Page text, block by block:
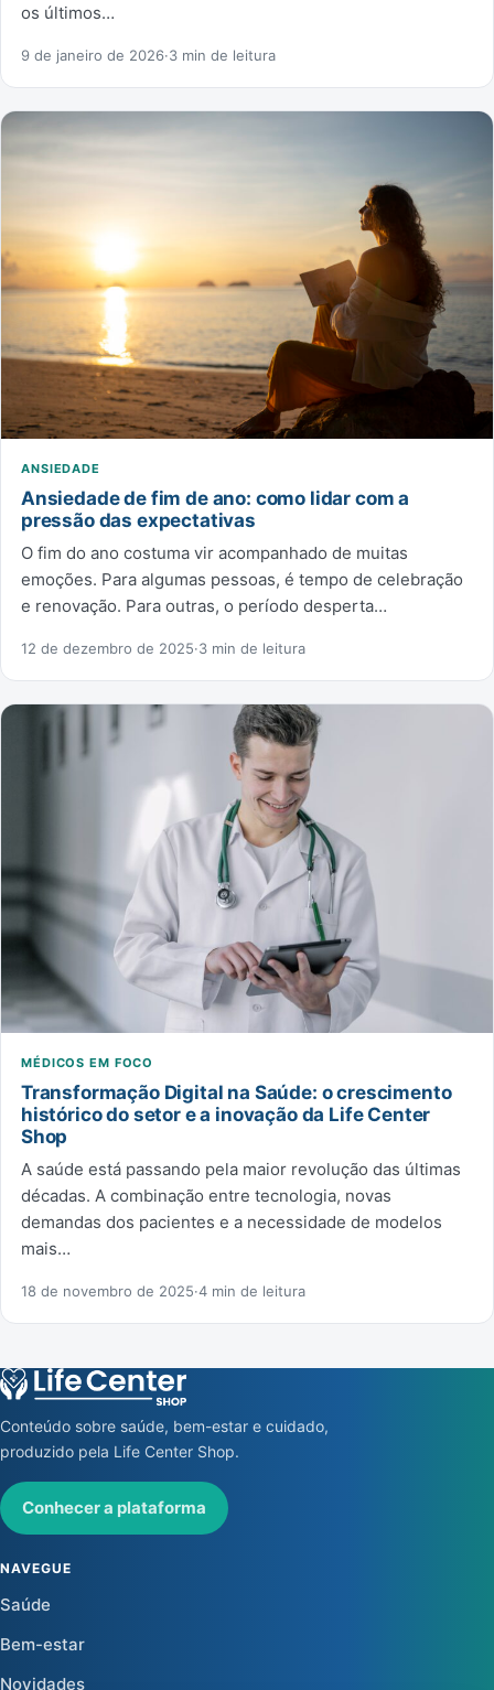
os últimos…
9 de janeiro de 2026·3 min de leitura
ANSIEDADE
Ansiedade de fim de ano: como lidar com a
pressão das expectativas
O fim do ano costuma vir acompanhado de muitas
emoções. Para algumas pessoas, é tempo de celebração
e renovação. Para outras, o período desperta…
12 de dezembro de 2025·3 min de leitura
MÉDICOS EM FOCO
Transformação Digital na Saúde: o crescimento
histórico do setor e a inovação da Life Center
Shop
A saúde está passando pela maior revolução das últimas
décadas. A combinação entre tecnologia, novas
demandas dos pacientes e a necessidade de modelos
mais…
18 de novembro de 2025·4 min de leitura
Conteúdo sobre saúde, bem-estar e cuidado,
produzido pela Life Center Shop.
Conhecer a plataforma
NAVEGUE
Saúde
Bem-estar
Novidades